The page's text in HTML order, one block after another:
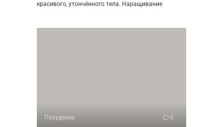
красивого, утончённого тела. Наращивание
Похудение 0